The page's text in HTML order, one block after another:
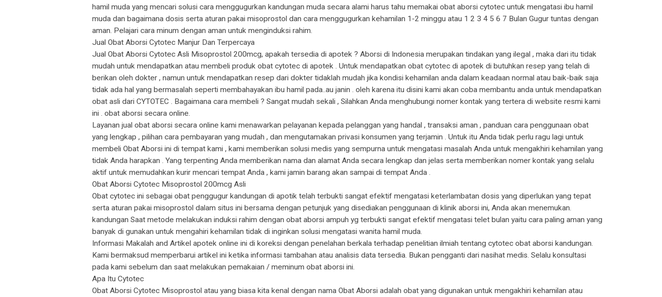
hamil muda yang mencari solusi cara menggugurkan kandungan muda secara alami harus tahu memakai obat aborsi cytotec untuk mengatasi ibu hamil
muda dan bagaimana dosis serta aturan pakai misoprostol dan cara menggugurkan kehamilan 1-2 minggu atau 1 2 3 4 5 6 7 Bulan Gugur tuntas dengan
aman. Pelajari cara minum dengan aman untuk menginduksi rahim.
Jual Obat Aborsi Cytotec Manjur Dan Terpercaya
Jual Obat Aborsi Cytotec Asli Misoprostol 200mcg, apakah tersedia di apotek ? Aborsi di Indonesia merupakan tindakan yang ilegal , maka dari itu tidak
mudah untuk mendapatkan atau membeli produk obat cytotec di apotek . Untuk mendapatkan obat cytotec di apotek di butuhkan resep yang telah di
berikan oleh dokter , namun untuk mendapatkan resep dari dokter tidaklah mudah jika kondisi kehamilan anda dalam keadaan normal atau baik-baik saja
tidak ada hal yang bermasalah seperti membahayakan ibu hamil pada..au janin . oleh karena itu disini kami akan coba membantu anda untuk mendapatkan
obat asli dari CYTOTEC . Bagaimana cara membeli ? Sangat mudah sekali , Silahkan Anda menghubungi nomer kontak yang tertera di website resmi kami
ini . obat aborsi secara online.
Layanan jual obat aborsi secara online kami menawarkan pelayanan kepada pelanggan yang handal , transaksi aman , panduan cara penggunaan obat
yang lengkap , pilihan cara pembayaran yang mudah , dan mengutamakan privasi konsumen yang terjamin . Untuk itu Anda tidak perlu ragu lagi untuk
membeli Obat Aborsi ini di tempat kami , kami memberikan solusi medis yang sempurna untuk mengatasi masalah Anda untuk mengakhiri kehamilan yang
tidak Anda harapkan . Yang terpenting Anda memberikan nama dan alamat Anda secara lengkap dan jelas serta memberikan nomer kontak yang selalu
aktif untuk memudahkan kurir mencari tempat Anda , kami jamin barang akan sampai di tempat Anda .
Obat Aborsi Cytotec Misoprostol 200mcg Asli
Obat cytotec ini sebagai obat penggugur kandungan di apotik telah terbukti sangat efektif mengatasi keterlambatan dosis yang diperlukan yang tepat
serta aturan pakai misoprostol dalam situs ini bersama dengan petunjuk yang disediakan penggunaan di klinik aborsi ini, Anda akan menemukan.
kandungan Saat metode melakukan induksi rahim dengan obat aborsi ampuh yg terbukti sangat efektif mengatasi telet bulan yaitu cara paling aman yang
banyak di gunakan untuk mengahiri kehamilan tidak di inginkan solusi mengatasi wanita hamil muda.
Informasi Makalah and Artikel apotek online ini di koreksi dengan penelahan berkala terhadap penelitian ilmiah tentang cytotec obat aborsi kandungan.
Kami bermaksud memperbarui artikel ini ketika informasi tambahan atau analisis data tersedia. Bukan pengganti dari nasihat medis. Selalu konsultasi
pada kami sebelum dan saat melakukan pemakaian / meminum obat aborsi ini.
Apa Itu Cytotec
Obat Aborsi Cytotec Misoprostol atau yang biasa kita kenal dengan nama Obat Aborsi adalah obat yang digunakan untuk mengakhiri kehamilan atau